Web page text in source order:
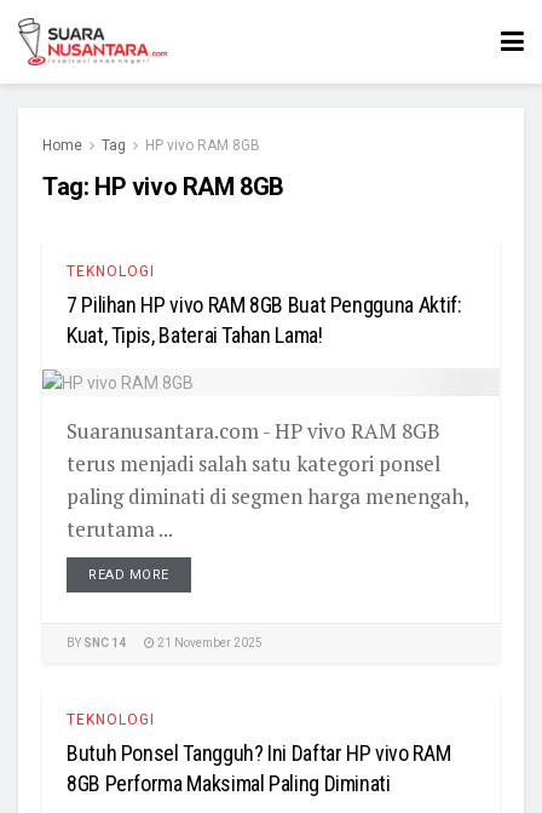
Home Tag HP vivo RAM 8GB
Tag: HP vivo RAM 8GB
TEKNOLOGI
7 Pilihan HP vivo RAM 8GB Buat Pengguna Aktif:
Kuat, Tipis, Baterai Tahan Lama!
Suaranusantara.com - HP vivo RAM 8GB
terus menjadi salah satu kategori ponsel
paling diminati di segmen harga menengah,
terutama ...
READ MORE
BY SNC 14 21 November 2025
TEKNOLOGI
Butuh Ponsel Tangguh? Ini Daftar HP vivo RAM
8GB Performa Maksimal Paling Diminati